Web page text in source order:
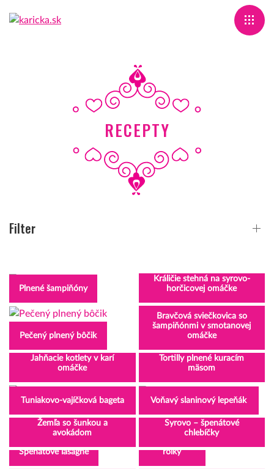
RECEPTY
Filter
Plnené šampiňóny
Králičie stehná na syrovo-
horčicovej omáčke
Pečený plnený bôčik
Bravčová sviečkovica so
šampiňónmi v smotanovej
omáčke
Jahňacie kotlety v karí
omáčke
Tortilly plnené kuracím
mäsom
Tuniakovo-vajíčková bageta Voňavý slaninový lepeňák
Žemľa so šunkou a
avokádom
Syrovo – špenátové
chlebíčky
Špenátové lasagne
rolky